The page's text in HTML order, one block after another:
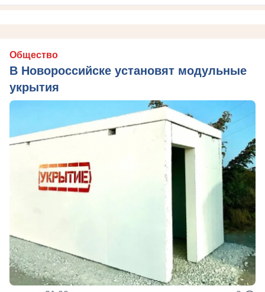
Общество
В Новороссийске установят модульные
укрытия